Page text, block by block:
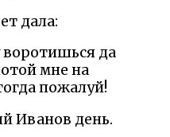
дала:
да
мне на
пожалуй!
Иванов день.